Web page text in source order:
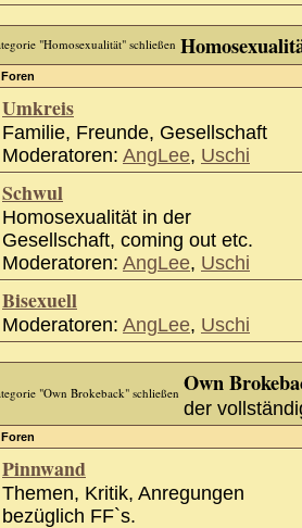
Foren
Umkreis
Familie, Freunde, Gesellschaft
Moderatoren: AngLee, Uschi
Schwul
Homosexualität in der
Gesellschaft, coming out etc.
Moderatoren: AngLee, Uschi
Bisexuell
Moderatoren: AngLee, Uschi
Own
der
Foren
Pinnwand
Themen, Kritik, Anregungen
bezüglich FF`s.